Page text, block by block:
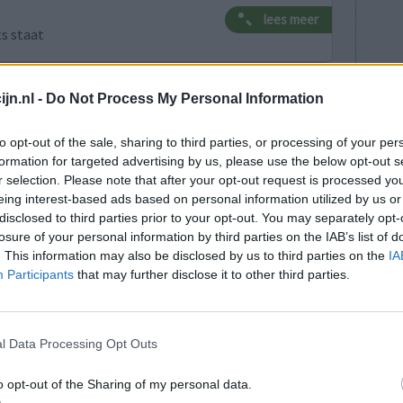
- Do Not Process My Personal Information
opt-out of the sale, sharing to third parties, or processing of your
for targeted advertising by us, please use the below opt-out
selection. Please note that after your opt-out request is processed
interest-based ads based on personal information utilized by us
to third parties prior to your opt-out. You may separately
of your personal information by third parties on the IAB’s list of
This information may also be disclosed by us to third parties on the
Participants that may further disclose it to other third parties.
Data Processing Opt Outs
opt-out of the Sharing of my personal data.
staat
lees meer
leeftijd algehele tevredenheid
1
Effectiviteit
afmaken.
einde v
slapen
over mijn wangen. Het is nu 4 dagen na de
Zijndat de bijwerkingen?